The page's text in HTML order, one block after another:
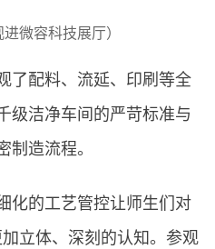
进微容科技展厅）
了配料、流延、印刷等全
级洁净车间的严苛标准与
制造流程。
化的工艺管控让师生们对
立体、深刻的认知。参观